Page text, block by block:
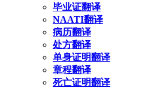
毕业证翻译
NAATI翻译
病历翻译
处方翻译
单身证明翻译
章程翻译
死亡证明翻译